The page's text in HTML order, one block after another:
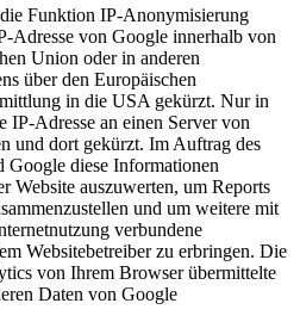
Funktion IP-Anonymisierung
Adresse von Google innerhalb von
Union oder in anderen
über den Europäischen
in die USA gekürzt. Nur in
Adresse an einen Server von
und dort gekürzt. Im Auftrag des
Google diese Informationen
Website auszuwerten, um Reports
und um weitere mit
verbundene
Websitebetreiber zu erbringen. Die
von Ihrem Browser übermittelte
Daten von Google